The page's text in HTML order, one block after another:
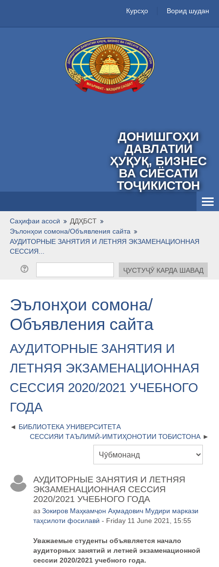
Курсҳо Ворид шудан
ДОНИШГОҲИ
ДАВЛАТИИ
ҲУҚУҚ, БИЗНЕС
ВА СИЁСАТИ
ТОҶИКИСТОН
Тоҷикӣ ‎(tj)‎
Саҳифаи асосӣ
ДДҲБСТ
Эълонҳои сомона/Объявления сайта
АУДИТОРНЫЕ ЗАНЯТИЯ И ЛЕТНЯЯ ЭКЗАМЕНАЦИОННАЯ
СЕССИЯ...
Эълонҳои сомона/
Объявления сайта
АУДИТОРНЫЕ ЗАНЯТИЯ И
ЛЕТНЯЯ ЭКЗАМЕНАЦИОННАЯ
СЕССИЯ 2020/2021 УЧЕБНОГО
ГОДА
БИБЛИОТЕКА УНИВЕРСИТЕТА
СЕССИЯИ ТАЪЛИМӢ-ИМТИҲОНОТИИ ТОБИСТОНА
АУДИТОРНЫЕ ЗАНЯТИЯ И ЛЕТНЯЯ
ЭКЗАМЕНАЦИОННАЯ СЕССИЯ
2020/2021 УЧЕБНОГО ГОДА
аз Зокиров Маҳкамҷон Аҳмадович Мудири маркази
таҳсилоти фосилавӣ - Friday 11 June 2021, 15:55
Уважаемые студенты объявляется начало
аудиторных занятий и летней экзаменационной
сессии 2020/2021 учебного года.